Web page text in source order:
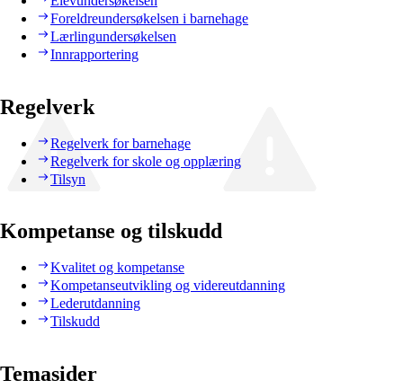
Foreldreundersøkelsen i barnehage
Lærlingundersøkelsen
Innrapportering
Regelverk
Regelverk for barnehage
Regelverk for skole og opplæring
Tilsyn
Kompetanse og tilskudd
Kvalitet og kompetanse
Kompetanseutvikling og videreutdanning
Lederutdanning
Tilskudd
Temasider